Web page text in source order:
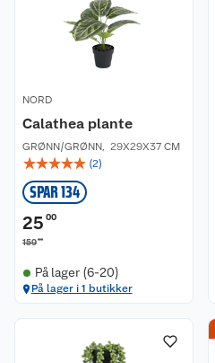
NORD
Calathea plante
GRØNN/GRØNN, 29X29X37 CM
☆☆☆☆☆ (2)
SPAR 134
25 00
15900
På lager (6-20)
På lager i 1 butikker